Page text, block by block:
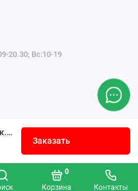
Корзина
0
Контакты
Мешок почтовый 100x160 см тк.бязь суровая пл. 146 г/м2
Заказать
20.30; Вс:10-19